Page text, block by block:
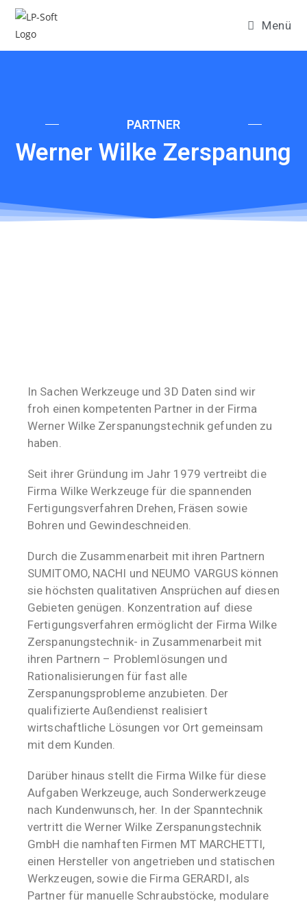
Menü
PARTNER
Werner Wilke Zerspanung
In Sachen Werkzeuge und 3D Daten sind wir
froh einen kompetenten Partner in der Firma
Werner Wilke Zerspanungstechnik gefunden zu
haben.
Seit ihrer Gründung im Jahr 1979 vertreibt die
Firma Wilke Werkzeuge für die spannenden
Fertigungsverfahren Drehen, Fräsen sowie
Bohren und Gewindeschneiden.
Durch die Zusammenarbeit mit ihren Partnern
SUMITOMO, NACHI und NEUMO VARGUS können
sie höchsten qualitativen Ansprüchen auf diesen
Gebieten genügen. Konzentration auf diese
Fertigungsverfahren ermöglicht der Firma Wilke
Zerspanungstechnik- in Zusammenarbeit mit
ihren Partnern – Problemlösungen und
Rationalisierungen für fast alle
Zerspanungsprobleme anzubieten. Der
qualifizierte Außendienst realisiert
wirtschaftliche Lösungen vor Ort gemeinsam
mit dem Kunden.
Darüber hinaus stellt die Firma Wilke für diese
Aufgaben Werkzeuge, auch Sonderwerkzeuge
nach Kundenwunsch, her. In der Spanntechnik
vertritt die Werner Wilke Zerspanungstechnik
GmbH die namhaften Firmen MT MARCHETTI,
einen Hersteller von angetrieben und statischen
Werkzeugen, sowie die Firma GERARDI, als
Partner für manuelle Schraubstöcke, modulare